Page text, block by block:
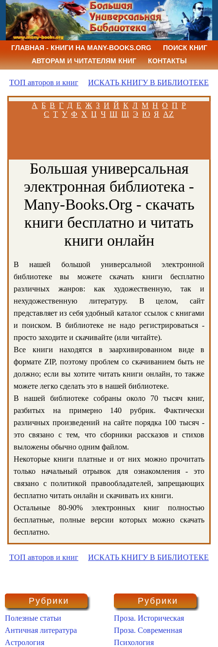
ГЛАВНАЯ - КНИГИ НА MANY-BOOKS.ORG
ПОИСК КНИГ
АВТОРАМ И ЧИТАТЕЛЯМ КНИГ
КОНТАКТЫ
ТОП авторов и книг ИСКАТЬ КНИГУ В БИБЛИОТЕКЕ
А Б В Г Д Е Ж З И Й К Л М Н О П Р
С Т У Ф Х Ц Ч Ш Щ Э Ю Я AZ
Большая универсальная
электронная библиотека -
Many-Books.Org - скачать
книги бесплатно и читать
книги онлайн
В нашей большой универсальной электронной
библиотеке вы можете скачать книги бесплатно
различных жанров: как художественную, так и
нехудожественную литературу. В целом, сайт
представляет из себя удобный каталог ссылок с книгами
и поиском. В библиотеке не надо регистрироваться -
просто заходите и скачивайте (или читайте).
Все книги находятся в заархивированном виде в
формате ZIP, поэтому проблем со скачиванием быть не
должно; если вы хотите читать книги онлайн, то также
можете легко сделать это в нашей библиотеке.
В нашей библиотеке собраны около 70 тысяч книг,
разбитых на примерно 140 рубрик. Фактически
различных произведений на сайте порядка 100 тысяч -
это связано с тем, что сборники рассказов и стихов
выложены обычно одним файлом.
Некоторые книги платные и от них можно прочитать
только начальный отрывок для ознакомления - это
связано с политикой правообладателей, запрещающих
бесплатно читать онлайн и скачивать их книги.
Остальные 80-90% электронных книг полностью
бесплатные, полные версии которых можно скачать
бесплатно.
ТОП авторов и книг ИСКАТЬ КНИГУ В БИБЛИОТЕКЕ
Рубрики
Полезные статьи
Античная литература
Астрология
Рубрики
Проза. Историческая
Проза. Современная
Психология